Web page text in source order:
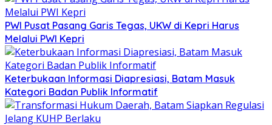
PWI Pusat Pasang Garis Tegas, UKW di Kepri Harus
Melalui PWI Kepri
Keterbukaan Informasi Diapresiasi, Batam Masuk
Kategori Badan Publik Informatif